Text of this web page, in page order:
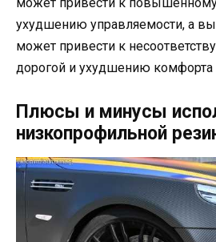
может привести к
ухудшению управляемости, а
может привести к
дорогой и ухудшению комфорта
Плюсы и минусы
низкопрофильной